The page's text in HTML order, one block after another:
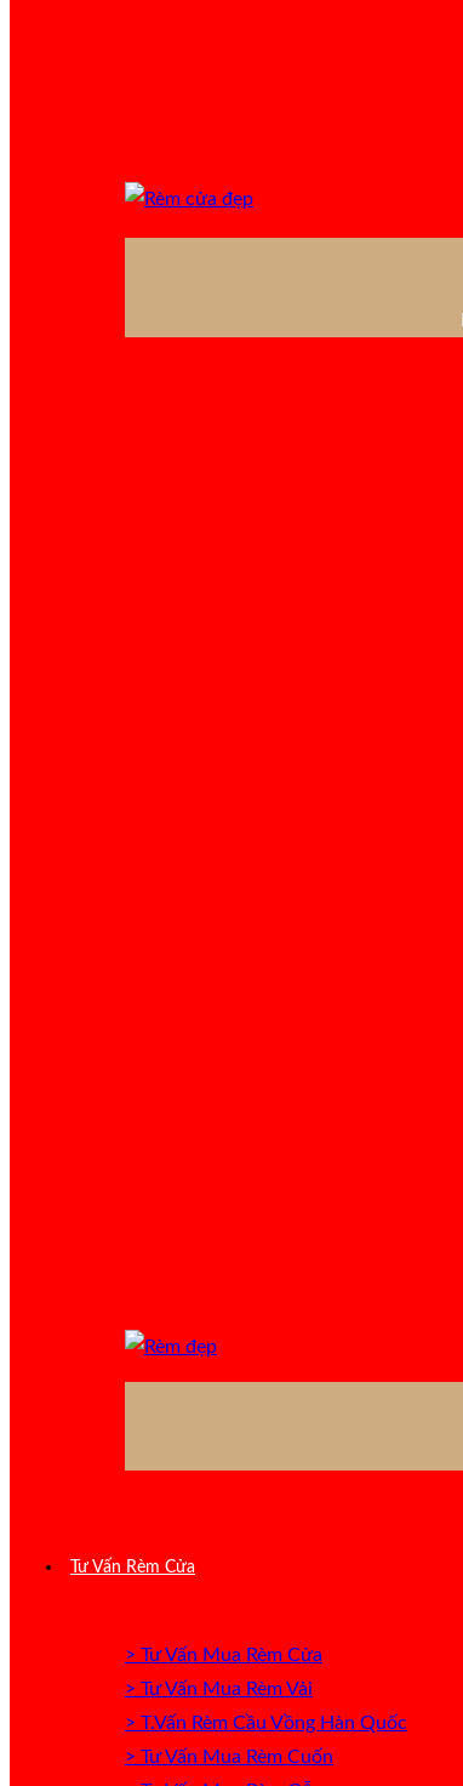
Tư Vấn Rèm Cửa
> Tư Vấn Mua Rèm Cửa
> Tư Vấn Mua Rèm Vải
> T.Vấn Rèm Cầu Vồng Hàn Quốc
> Tư Vấn Mua Rèm Cuốn